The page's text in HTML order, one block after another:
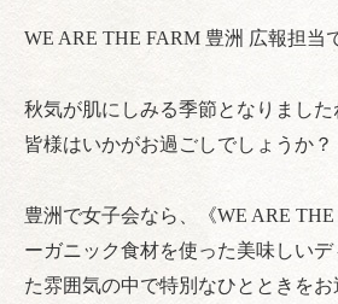
WE ARE THE FARM 豊洲 広報担当
秋気が肌にしみる季節となりました
皆様はいかがお過ごしでしょうか？
豊洲で女子会なら、《WE ARE
ーガニック食材を使った美味しい
た雰囲気の中で特別なひとときをお